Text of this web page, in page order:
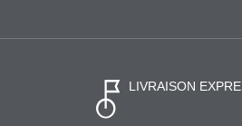
LIVRAISON